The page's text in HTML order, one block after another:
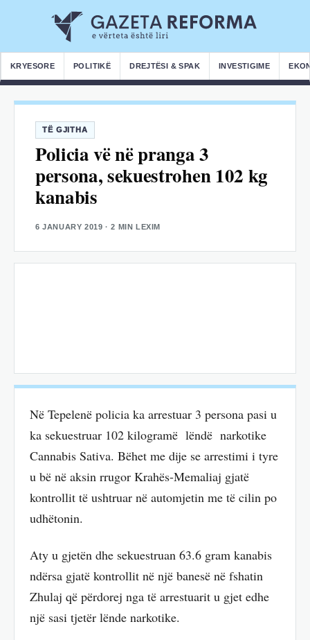
KRYESORE POLITIKË DREJTËSI & SPAK INVESTIGIME
TË GJITHA
Policia vë në pranga 3
persona, sekuestrohen 102 kg
kanabis
6 JANUARY 2019 · 2 MIN LEXIM
Në Tepelenë policia ka arrestuar 3 persona pasi u
ka sekuestruar 102 kilogramë lëndë narkotike
Cannabis Sativa. Bëhet me dije se arrestimi i tyre
u bë në aksin rrugor Krahës-Memaliaj gjatë
kontrollit të ushtruar në automjetin me të cilin po
udhëtonin.
Aty u gjetën dhe sekuestruan 63.6 gram kanabis
ndërsa gjatë kontrollit në një banesë në fshatin
Zhulaj që përdorej nga të arrestuarit u gjet edhe
një sasi tjetër lënde narkotike.